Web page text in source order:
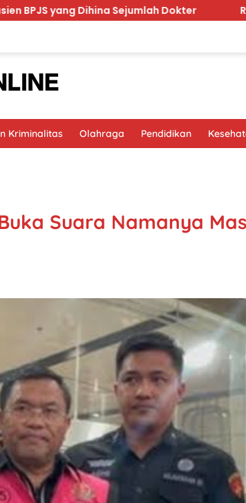
Sejumlah Dokter Rudy Mas’ud
Kriminalitas Olahraga Pendidikan
Suara Namanya